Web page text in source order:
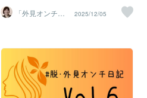
モンをつける人は、実は自分自身も“評価
される世界”を強く生きていることが多
を感じるより先に他人を評価して自分を
守っていたりします。＜2＞実は“周りか
らどう思われるか”誰より気にしている先
ほども書きましたが、ズバズバ言う人は
強くて、自分に自信があり自己肯定感が
者ユングの理論に基づいた性格診断）で
「提唱者（INFJ-T）」 という、かなりレ
ぐ気づく。＊言葉より“雰囲気”を読みと
ってしまう。＊困っている人を見ると気
になって仕方ない。＊なのに、完璧主義
で自分には厳しい。……はい、あてはま
っていますね（笑）。昔のわたしは外見
「外見オンチ」
アドバイザー 山
2025/12/05